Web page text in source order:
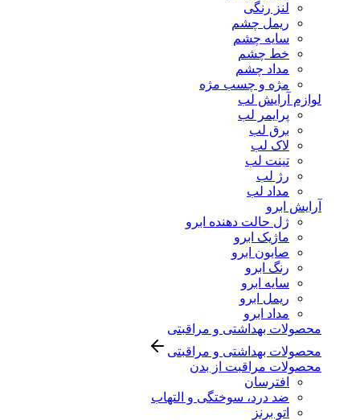
لنز رنگی
ریمل چشم
سایه چشم
خط چشم
مداد چشم
مژه و چسب مژه
لوازم آرایش لب
پرایمر لب
برق لب
لاک لب
تینت لب
رژ لب
مداد لب
آرایش ابرو
ژل حالت دهنده ابرو
ماژیک ابرو
صابون ابرو
رنگ ابرو
سایه ابرو
ریمل ابرو
مداد ابرو
محصولات بهداشتی و مراقبتی
محصولات بهداشتی و مراقبتی
محصولات مراقبت از بدن
افترسان
ضد درد، سوختگی و التهاب
اتو برنز